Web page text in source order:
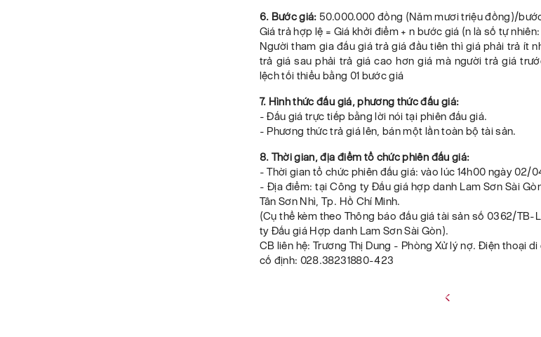
6. Bước giá: 50.000.000 đồng (Năm mươi triệu đồng)/
Giá trả hợp lệ = Giá khởi điểm + n bước giá (n là số tự
Người tham gia đấu giá trả giá đầu tiên thì giá phải trả ít
trả giá sau phải trả giá cao hơn giá mà người trả giá
lệch tối thiểu bằng 01 bước giá
7. Hình thức đấu giá, phương thức đấu giá:
- Đấu giá trực tiếp bằng lời nói tại phiên đấu giá.
- Phương thức trả giá lên, bán một lần toàn bộ tài sản.
8. Thời gian, địa điểm tổ chức phiên đấu giá:
- Thời gian tổ chức phiên đấu giá: vào lúc 14h00 ngày 02/
- Địa điểm: tại Công ty Đấu giá hợp danh Lam Sơn Sài Gòn
Tân Sơn Nhì, Tp. Hồ Chí Minh.
(Cụ thể kèm theo Thông báo đấu giá tài sản số 0362/TB-
ty Đấu giá Hợp danh Lam Sơn Sài Gòn).
CB liên hệ: Trương Thị Dung - Phòng Xử lý nợ. Điện thoại
cố định: 028.38231880-423